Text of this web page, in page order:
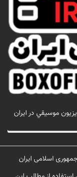
موسيقي در ايران
اسلامی ایران